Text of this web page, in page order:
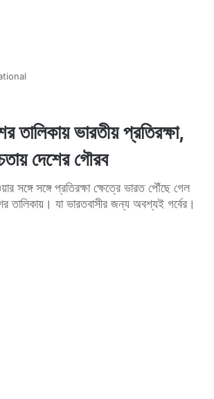
তালিকায় ভারতীয় প্রতিরক্ষা,
দেশের গৌরব
সঙ্গে সঙ্গে প্রতিরক্ষা ক্ষেত্রে ভারত পৌঁছে গেল
তালিকায়। যা ভারতবাসীর জন্য অবশ্যই গর্বের।